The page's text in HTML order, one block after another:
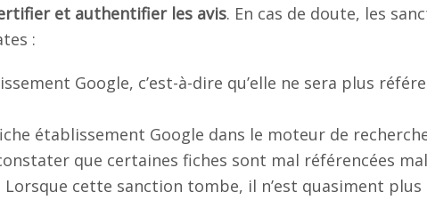
et authentifier les avis. En cas de doute, les
:
Google, c’est-à-dire qu’elle ne sera plus
établissement Google dans le moteur de
que certaines fiches sont mal référencées
cette sanction tombe, il n’est quasiment plus